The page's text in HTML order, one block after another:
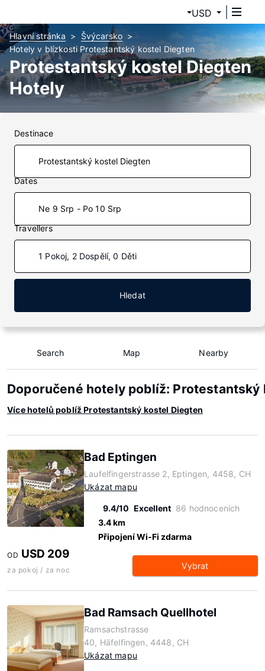
USD
Hlavní stránka
Švýcarsko
Hotely v blízkosti Protestantský kostel Diegten
Protestantský kostel Diegten
Hotely
Destinace
Dates
Ne 9 Srp - Po 10 Srp
Travellers
1 Pokoj, 2 Dospělí, 0 Děti
Hledat
Search Map Nearby
Doporučené hotely poblíž: Protestantský
Více hotelů poblíž Protestantský kostel Diegten
Bad Eptingen
Laufelfingerstrasse 2, Eptingen, 4458, CH
Ukázat mapu
9.4/10 Excellent 86 hodnoceních
3.4 km
Připojení Wi-Fi zdarma
OD USD 209
za pokoj / za noc Vybrat
Bad Ramsach Quellhotel
Ramsachstrasse
40, Häfelfingen, 4448, CH
Ukázat mapu